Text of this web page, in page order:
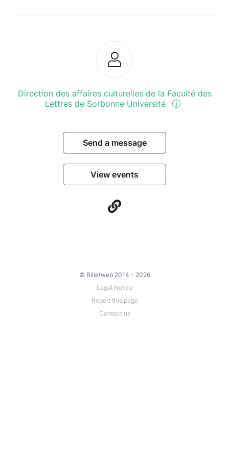
Direction des affaires culturelles de la Faculté des
Lettres de Sorbonne Université
Send a message
View events
© Billetweb 2014 - 2026
Legal Notice
Report this page
Contact us